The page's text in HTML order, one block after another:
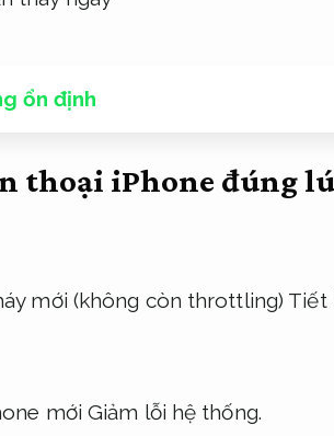
ổn định
thoại iPhone đúng
mới (không còn throttling) Tiết
mớiGiảm lỗi hệ thống.